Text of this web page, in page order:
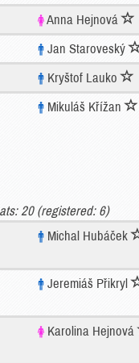
Anna Hejnová
Jan Staroveský
Kryštof Lauko
Mikuláš Křížan
20 (registered: 6)
Michal Hubáček
Jeremiáš Přikryl
Karolina Hejnová